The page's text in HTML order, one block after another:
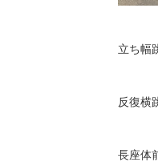
立ち幅
反復横
長座体